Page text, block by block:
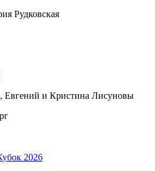
Рудковская
Евгений и Кристина Лисуновы
2026